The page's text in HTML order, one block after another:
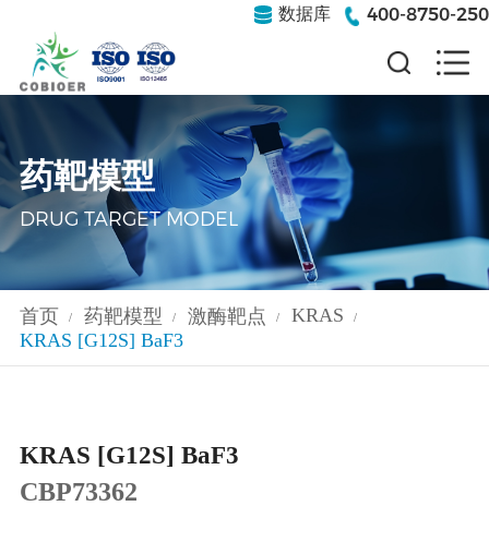
数据库 400-8750-250
药靶模型
DRUG TARGET MODEL
首页 / 药靶模型 / 激酶靶点 / KRAS /
KRAS [G12S] BaF3
KRAS [G12S] BaF3
CBP73362